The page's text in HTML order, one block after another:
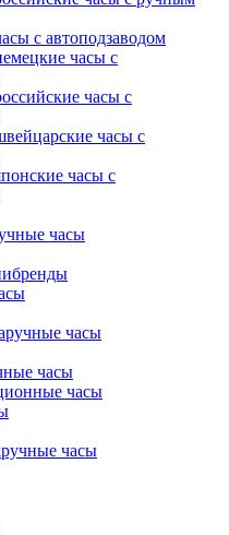
с автоподзаводом
часы с
часы с
часы с
часы с
часы
часы
часы
часы
часы